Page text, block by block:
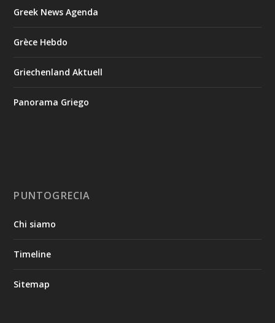
Greek News Agenda
Grèce Hebdo
Griechenland Aktuell
Panorama Griego
PUNTOGRECIA
Chi siamo
Timeline
Sitemap